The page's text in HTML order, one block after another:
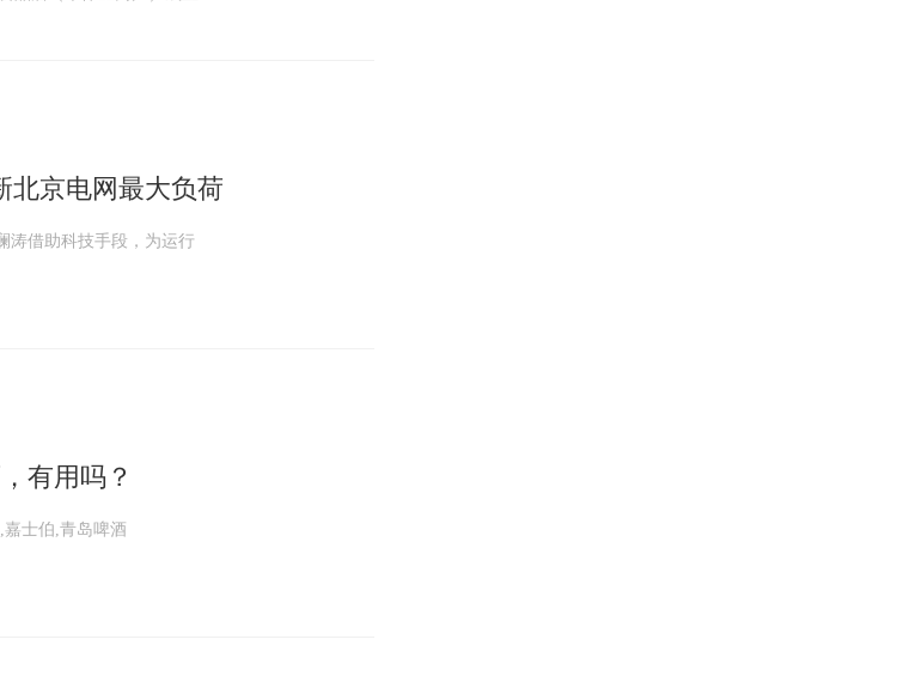
北京电网最大负荷
涛借助科技手段，为运行
有用吗？
士伯,青岛啤酒